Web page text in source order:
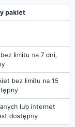
pakiet
limitu na 7 dni,
bez limitu na 15
lub internet
dostępny